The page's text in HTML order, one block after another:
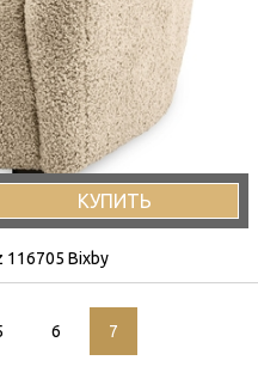
КУПИТЬ
116705 Bixby
6 7